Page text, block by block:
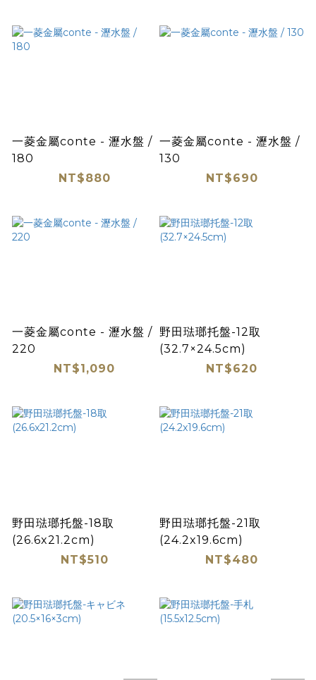
一菱金屬conte - 瀝水盤 /
180
NT$880
一菱金屬conte - 瀝水盤 /
130
NT$690
一菱金屬conte - 瀝水盤 /
220
NT$1,090
野田琺瑯托盤-12取
(32.7×24.5cm)
NT$620
野田琺瑯托盤-18取
(26.6x21.2cm)
NT$510
野田琺瑯托盤-21取
(24.2x19.6cm)
NT$480